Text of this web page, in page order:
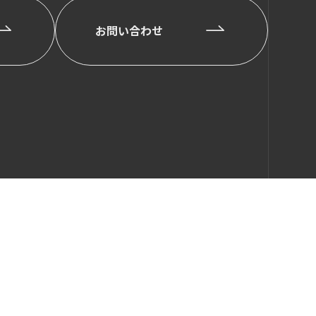
お問い合わせ